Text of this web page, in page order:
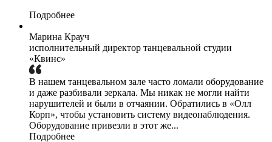
Подробнее
Марина Крауч
исполнительный директор танцевальной студии
«Квинс»
В нашем танцевальном зале часто ломали оборудование
и даже разбивали зеркала. Мы никак не могли найти
нарушителей и были в отчаянии. Обратились в «Олл
Корп», чтобы установить систему видеонаблюдения.
Оборудование привезли в этот же...
Подробнее